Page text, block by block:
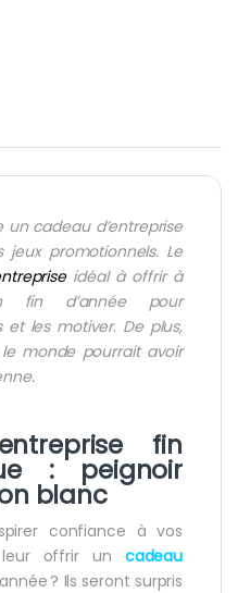
un cadeau d’entreprise
promotionnels. Le
idéal à offrir à
fin d’année pour
les motiver. De plus,
monde pourrait avoir
fin
: peignoir
blanc
confiance à vos
leur offrir un cadeau
? Ils seront surpris